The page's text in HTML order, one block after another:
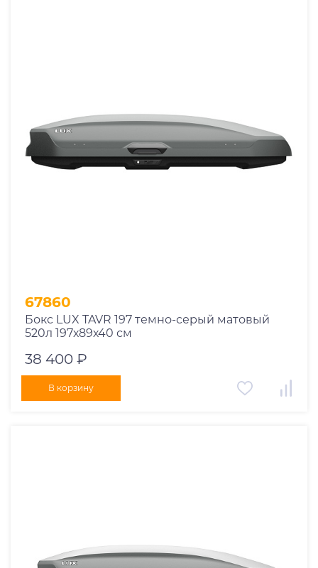
67860
Бокс LUX TAVR 197 темно-серый матовый
520л 197х89х40 см
38 400 ₽
В корзину